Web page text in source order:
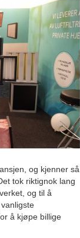
og kjenner så
tok riktignok lang
og til å
å kjøpe billige